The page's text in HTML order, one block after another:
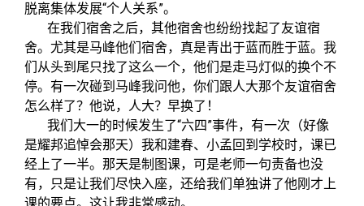
脱离集体发展“个人关系”。
在我们宿舍之后，其他宿舍也纷纷找起了友谊宿
舍。尤其是马峰他们宿舍，真是青出于蓝而胜于蓝。我
们从头到尾只找了这么一个，他们是走马灯似的换个不
停。有一次碰到马峰我问他，你们跟人大那个友谊宿舍
怎么样了？他说，人大？早换了！
我们大一的时候发生了“六四”事件，有一次 （好像
是耀邦追悼会那天） 我和建春、小孟回到学校时，课已
经上了一半。那天是制图课，可是老师一句责备也没
有，只是让我们尽快入座，还给我们单独讲了他刚才上